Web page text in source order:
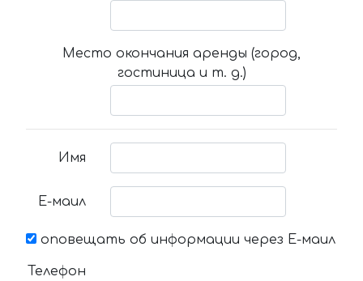
Место окончания аренды (город,
гостиница и т. д.)
Имя
Е-маил
оповещать об информации через Е-маил
Телефон